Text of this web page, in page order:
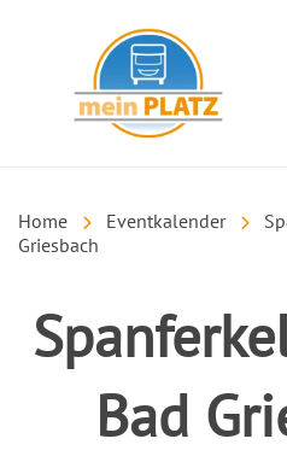
Home Eventkalender
Griesbach
Bad